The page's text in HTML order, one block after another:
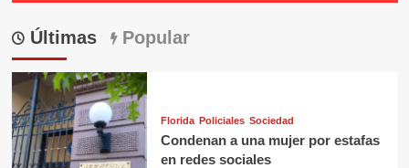
Últimas Popular
Florida Policiales Sociedad
Condenan a una mujer por estafas
en redes sociales